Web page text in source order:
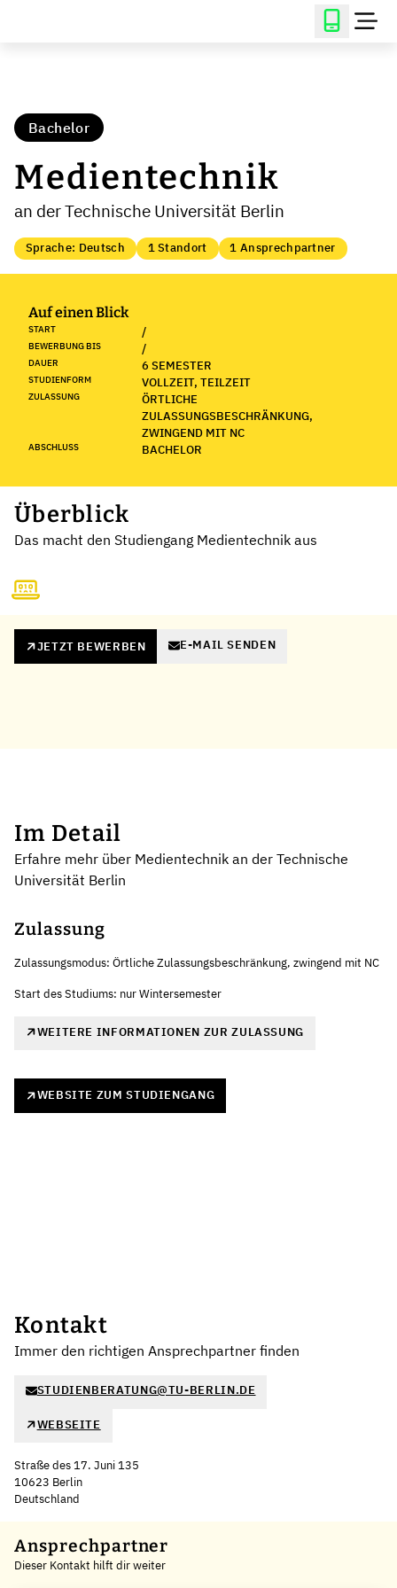
Bachelor
Medientechnik
an der Technische Universität Berlin
Sprache: Deutsch 1 Standort 1 Ansprechpartner
Auf einen Blick
START /
BEWERBUNG BIS /
DAUER 6 SEMESTER
STUDIENFORM VOLLZEIT, TEILZEIT
ZULASSUNG
ÖRTLICHE
ZULASSUNGSBESCHRÄNKUNG,
ZWINGEND MIT NC
ABSCHLUSS BACHELOR
Überblick
Das macht den Studiengang Medientechnik aus
JETZT BEWERBEN E-MAIL SENDEN
Im Detail
Erfahre mehr über Medientechnik an der Technische
Universität Berlin
Zulassung
Zulassungsmodus: Örtliche Zulassungsbeschränkung, zwingend mit NC
Start des Studiums: nur Wintersemester
WEITERE INFORMATIONEN ZUR ZULASSUNG
WEBSITE ZUM STUDIENGANG
Kontakt
Immer den richtigen Ansprechpartner finden
STUDIENBERATUNG@TU-BERLIN.DE
WEBSEITE
Straße des 17. Juni 135
10623 Berlin
Deutschland
+
−
Ansprechpartner
Dieser Kontakt hilft dir weiter